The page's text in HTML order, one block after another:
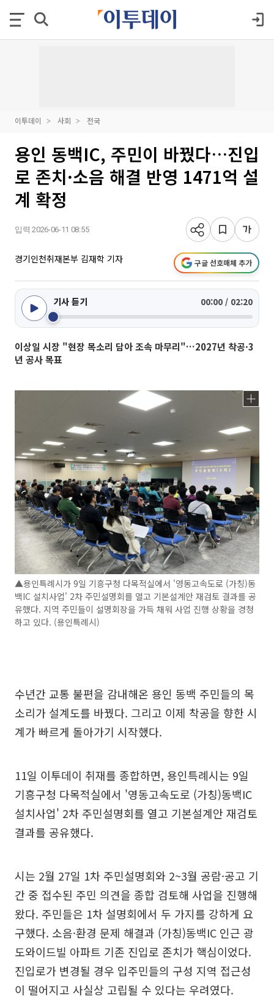
이투데이 사회 전국
용인 동백IC, 주민이 바꿨다…진입
로 존치·소음 해결 반영 1471억 설
계 확정
입력 2026-06-11 08:55
경기인천취재본부 김재학 기자 구글 선호매체 추가
기사 듣기 00:00 / 02:20
이상일 시장 "현장 목소리 담아 조속 마무리"…2027년 착공·3
년 공사 목표
▲용인특례시가 9일 기흥구청 다목적실에서 '영동고속도로 (가칭)동
백IC 설치사업' 2차 주민설명회를 열고 기본설계안 재검토 결과를 공
유했다. 지역 주민들이 설명회장을 가득 채워 사업 진행 상황을 경청
하고 있다. (용인특례시)
수년간 교통 불편을 감내해온 용인 동백 주민들의 목
소리가 설계도를 바꿨다. 그리고 이제 착공을 향한 시
계가 빠르게 돌아가기 시작했다.
11일 이투데이 취재를 종합하면, 용인특례시는 9일
기흥구청 다목적실에서 '영동고속도로 (가칭)동백IC
설치사업' 2차 주민설명회를 열고 기본설계안 재검토
결과를 공유했다.
시는 2월 27일 1차 주민설명회와 2~3월 공람·공고 기
간 중 접수된 주민 의견을 종합 검토해 사업을 진행해
왔다. 주민들은 1차 설명회에서 두 가지를 강하게 요
구했다. 소음·환경 문제 해결과 (가칭)동백IC 인근 광
도와이드빌 아파트 기존 진입로 존치가 핵심이었다.
진입로가 변경될 경우 입주민들의 구성 지역 접근성
이 떨어지고 사실상 고립될 수 있다는 우려였다.